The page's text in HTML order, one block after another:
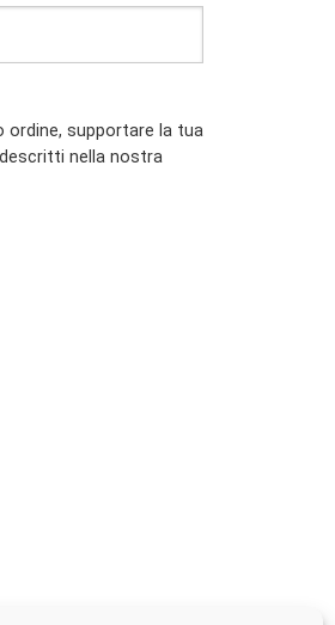
ordine, supportare la tua
nella nostra